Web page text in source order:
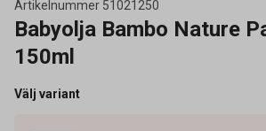
Artikelnummer 51021250
Babyolja Bambo Nature
150ml
Välj variant